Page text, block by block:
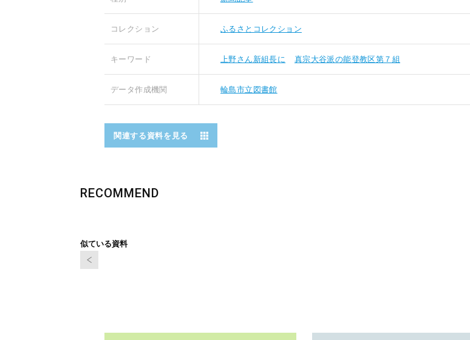
コレクション ふるさとコレクション
キーワード 上野さん新組長に 真宗大谷派の能登教区第７組
データ作成機関 輪島市立図書館
関連する資料を見る
RECOMMEND
似ている資料